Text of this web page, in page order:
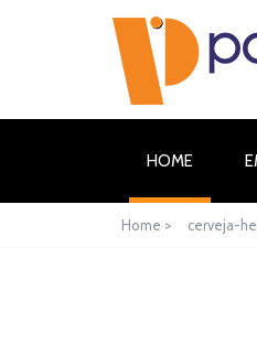
HOME
Home > cerveja-